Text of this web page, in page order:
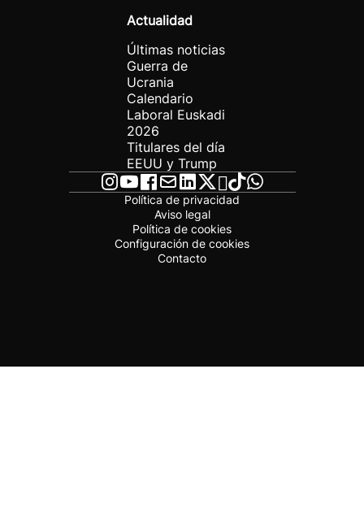
Actualidad
Últimas noticias
Guerra de
Ucrania
Calendario
Laboral Euskadi
2026
Titulares del día
EEUU y Trump
Política de privacidad
Aviso legal
Política de cookies
Configuración de cookies
Contacto